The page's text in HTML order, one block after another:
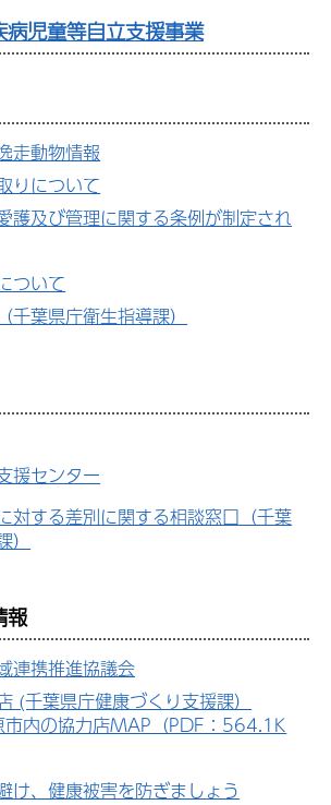
児童等自立支援事業
走動物情報
りについて
護及び管理に関する条例が制定され
ついて
千葉県庁衛生指導課）
援センター
対する差別に関する相談窓口（千葉
報
連携推進協議会
(千葉県庁健康づくり支援課）
市内の協力店MAP（PDF：564.1K
け、健康被害を防ぎましょう